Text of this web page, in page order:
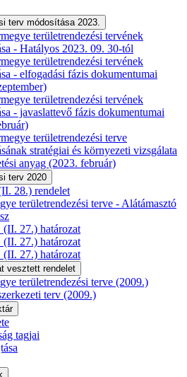
terv módosítása 2023.
területrendezési tervének
- Hatályos 2023. 09. 30-tól
területrendezési tervének
- elfogadási fázis dokumentumai
területrendezési tervének
- javaslattevő fázis dokumentumai
területrendezési terve
stratégiai és környezeti vizsgálata
anyag (2023. február)
terv 2020
28.) rendelet
területrendezési terve - Alátámasztó
(II. 27.) határozat
(II. 27.) határozat
(II. 27.) határozat
vesztett rendelet
területrendezési terve (2009.)
terv (2009.)
tagjai